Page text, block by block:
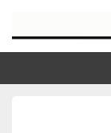
Τα καλύτερα